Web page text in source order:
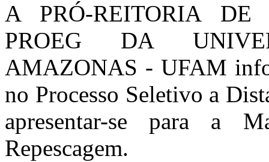
A PRÓ-REITORIA DE
PROEG DA
AMAZONAS - UFAM
no Processo Seletivo a
apresentar-se para a
Repescagem.